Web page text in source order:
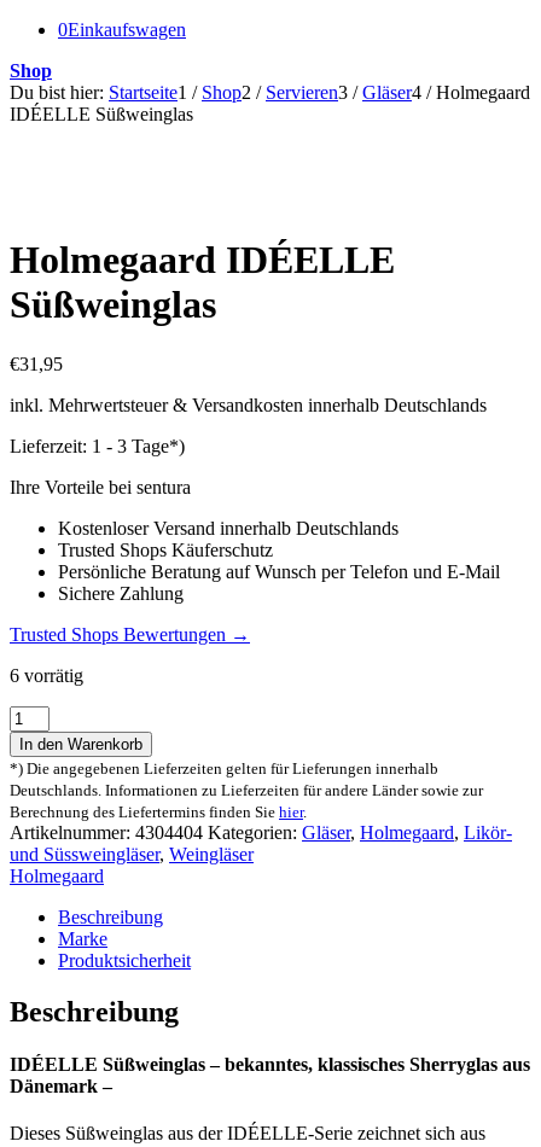
0Einkaufswagen
Shop
Du bist hier: Startseite1 / Shop2 / Servieren3 / Gläser4 / Holmegaard
IDÉELLE Süßweinglas
Holmegaard IDÉELLE
Süßweinglas
€31,95
inkl. Mehrwertsteuer & Versandkosten innerhalb Deutschlands
Lieferzeit: 1 - 3 Tage*)
Ihre Vorteile bei sentura
Kostenloser Versand innerhalb Deutschlands
Trusted Shops Käuferschutz
Persönliche Beratung auf Wunsch per Telefon und E-Mail
Sichere Zahlung
Trusted Shops Bewertungen →
6 vorrätig
Holmegaard
IDÉELLE
Süßweinglas
Menge
In den Warenkorb
*) Die angegebenen Lieferzeiten gelten für Lieferungen innerhalb
Deutschlands. Informationen zu Lieferzeiten für andere Länder sowie zur
Berechnung des Liefertermins finden Sie hier.
Artikelnummer: 4304404 Kategorien: Gläser, Holmegaard, Likör-
und Süssweingläser, Weingläser
Holmegaard
Beschreibung
Marke
Produktsicherheit
Beschreibung
IDÉELLE Süßweinglas – bekanntes, klassisches Sherryglas aus
Dänemark –
Dieses Süßweinglas aus der IDÉELLE-Serie zeichnet sich aus